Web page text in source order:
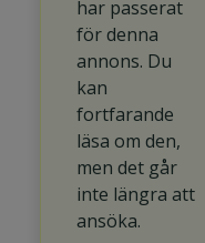
har passerat
för denna
annons. Du
kan
fortfarande
läsa om den,
men det går
inte längra att
ansöka.